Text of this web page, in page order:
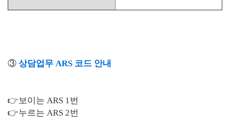
③ 상담업무 ARS 코드 안내
👉보이는 ARS 1번
👉누르는 ARS 2번